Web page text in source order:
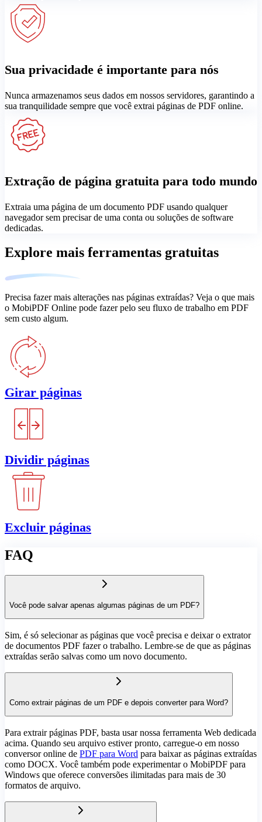
Sua privacidade é importante para nós
Nunca armazenamos seus dados em nossos servidores, garantindo a
sua tranquilidade sempre que você extrai páginas de PDF online.
Extração de página gratuita para todo mundo
Extraia uma página de um documento PDF usando qualquer
navegador sem precisar de uma conta ou soluções de software
dedicadas.
Explore mais ferramentas gratuitas
Precisa fazer mais alterações nas páginas extraídas? Veja o que mais
o MobiPDF Online pode fazer pelo seu fluxo de trabalho em PDF
sem custo algum.
Girar páginas
Dividir páginas
Excluir páginas
FAQ
Você pode salvar apenas algumas páginas de um PDF?
Sim, é só selecionar as páginas que você precisa e deixar o extrator
de documentos PDF fazer o trabalho. Lembre-se de que as páginas
extraídas serão salvas como um novo documento.
Como extrair páginas de um PDF e depois converter para Word?
Para extrair páginas PDF, basta usar nossa ferramenta Web dedicada
acima. Quando seu arquivo estiver pronto, carregue-o em nosso
conversor online de PDF para Word para baixar as páginas extraídas
como DOCX. Você também pode experimentar o MobiPDF para
Windows que oferece conversões ilimitadas para mais de 30
formatos de arquivo.